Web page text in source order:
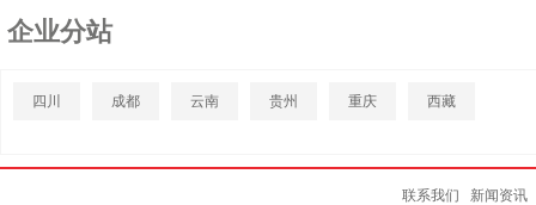
企业分站
四川 成都 云南 贵州 重庆 西藏
联系我们
新闻资讯